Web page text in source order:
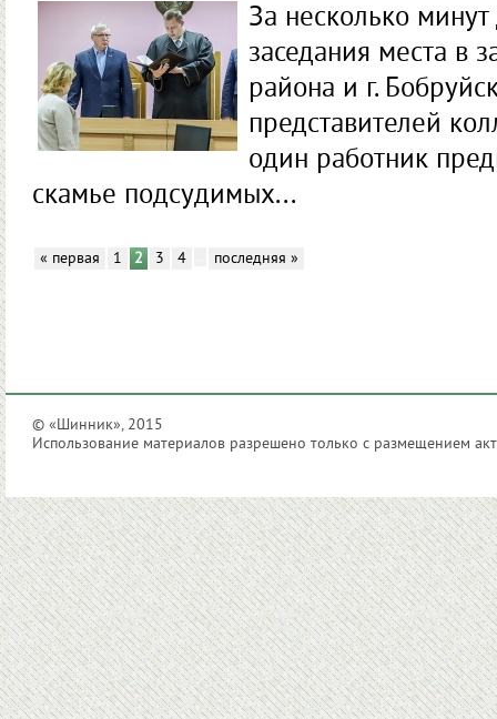
За несколько
заседания места в
района и г.
представителей
один работник
скамье подсудимых...
« первая 1 2 3 4 последняя »
© «Шинник», 2015
Использование материалов разрешено только с размещением